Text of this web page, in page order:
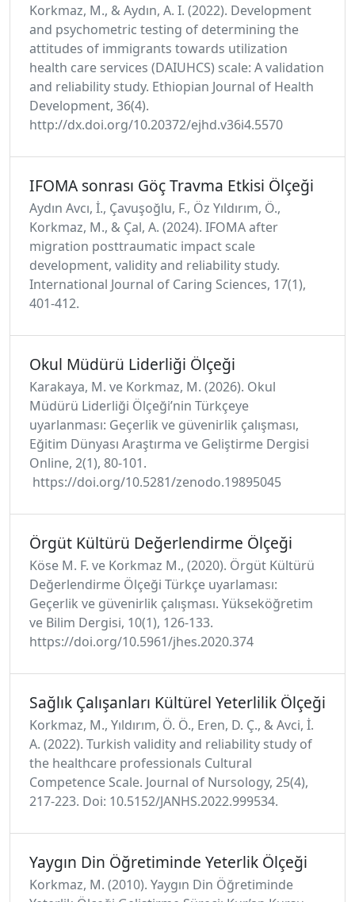
Korkmaz, M., & Aydın, A. I. (2022). Development
and psychometric testing of determining the
attitudes of immigrants towards utilization
health care services (DAIUHCS) scale: A validation
and reliability study. Ethiopian Journal of Health
Development, 36(4).
http://dx.doi.org/10.20372/ejhd.v36i4.5570
IFOMA sonrası Göç Travma Etkisi Ölçeği
Aydın Avcı, İ., Çavuşoğlu, F., Öz Yıldırım, Ö.,
Korkmaz, M., & Çal, A. (2024). IFOMA after
migration posttraumatic impact scale
development, validity and reliability study.
International Journal of Caring Sciences, 17(1),
401-412.
Okul Müdürü Liderliği Ölçeği
Karakaya, M. ve Korkmaz, M. (2026). Okul
Müdürü Liderliği Ölçeği’nin Türkçeye
uyarlanması: Geçerlik ve güvenirlik çalışması,
Eğitim Dünyası Araştırma ve Geliştirme Dergisi
Online, 2(1), 80-101.
https://doi.org/10.5281/zenodo.19895045
Örgüt Kültürü Değerlendirme Ölçeği
Köse M. F. ve Korkmaz M., (2020). Örgüt Kültürü
Değerlendirme Ölçeği Türkçe uyarlaması:
Geçerlik ve güvenirlik çalışması. Yükseköğretim
ve Bilim Dergisi, 10(1), 126-133.
https://doi.org/10.5961/jhes.2020.374
Sağlık Çalışanları Kültürel Yeterlilik Ölçeği
Korkmaz, M., Yıldırım, Ö. Ö., Eren, D. Ç., & Avci, İ.
A. (2022). Turkish validity and reliability study of
the healthcare professionals Cultural
Competence Scale. Journal of Nursology, 25(4),
217-223. Doi: 10.5152/JANHS.2022.999534.
Yaygın Din Öğretiminde Yeterlik Ölçeği
Korkmaz, M. (2010). Yaygın Din Öğretiminde